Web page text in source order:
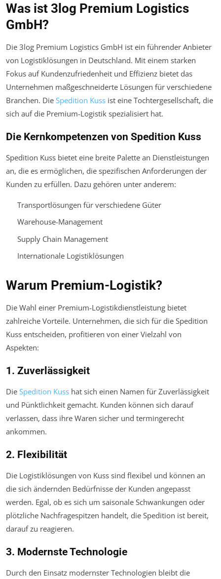
Was ist 3log Premium Logistics
GmbH?
Die 3log Premium Logistics GmbH ist ein führender Anbieter
von Logistiklösungen in Deutschland. Mit einem starken
Fokus auf Kundenzufriedenheit und Effizienz bietet das
Unternehmen maßgeschneiderte Lösungen für verschiedene
Branchen. Die Spedition Kuss ist eine Tochtergesellschaft, die
sich auf die Premium-Logistik spezialisiert hat.
Die Kernkompetenzen von Spedition Kuss
Spedition Kuss bietet eine breite Palette an Dienstleistungen
an, die es ermöglichen, die spezifischen Anforderungen der
Kunden zu erfüllen. Dazu gehören unter anderem:
Transportlösungen für verschiedene Güter
Warehouse-Management
Supply Chain Management
Internationale Logistiklösungen
Warum Premium-Logistik?
Die Wahl einer Premium-Logistikdienstleistung bietet
zahlreiche Vorteile. Unternehmen, die sich für die Spedition
Kuss entscheiden, profitieren von einer Vielzahl von
Aspekten:
1. Zuverlässigkeit
Die Spedition Kuss hat sich einen Namen für Zuverlässigkeit
und Pünktlichkeit gemacht. Kunden können sich darauf
verlassen, dass ihre Waren sicher und termingerecht
ankommen.
2. Flexibilität
Die Logistiklösungen von Kuss sind flexibel und können an
die sich ändernden Bedürfnisse der Kunden angepasst
werden. Egal, ob es sich um saisonale Schwankungen oder
plötzliche Nachfragespitzen handelt, die Spedition ist bereit,
darauf zu reagieren.
3. Modernste Technologie
Durch den Einsatz modernster Technologien bleibt die